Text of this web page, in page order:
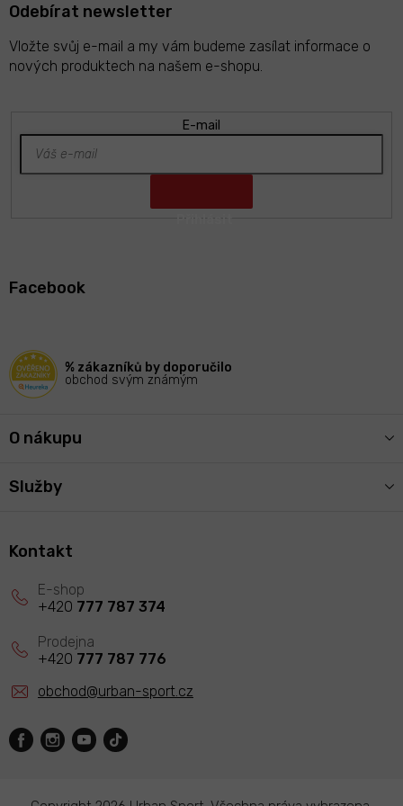
Odebírat newsletter
Vložte svůj e-mail a my vám budeme zasílat informace o
nových produktech na našem e-shopu.
E-mail
Facebook
% zákazníků by doporučilo
obchod svým známým
O nákupu
Služby
Kontakt
obchod@urban-sport.cz
+420 777 787 374
+420 777 787 776